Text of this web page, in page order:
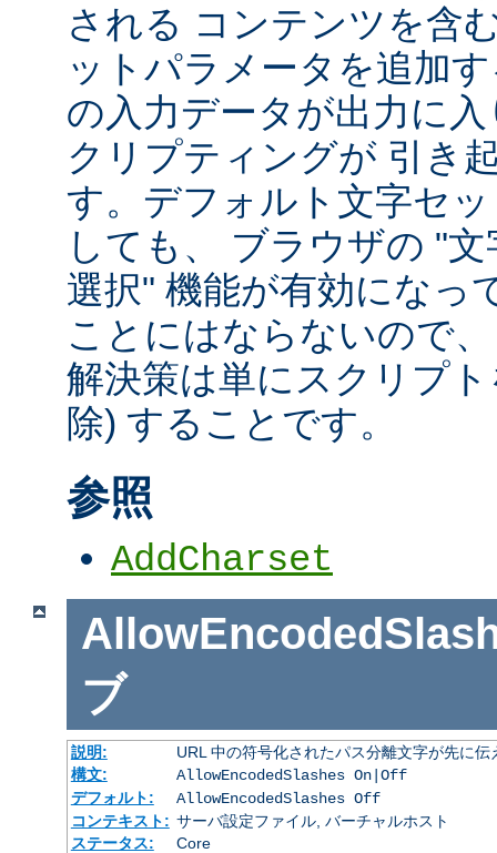
される コンテンツを含
ットパラメータを追加
の入力データが出力に
クリプティングが 引き
す。デフォルト文字セ
しても、 ブラウザの "
選択" 機能が有効になっ
ことにはならないので
解決策は単にスクリプ
除) することです。
参照
AddCharset
ブ
説明:
URL 中の符号化されたパス分離文字が先に
構文:
AllowEncodedSlashes On|Off
デフォルト:
AllowEncodedSlashes Off
コンテキスト: サーバ設定ファイル, バーチャルホスト
ステータス:
Core